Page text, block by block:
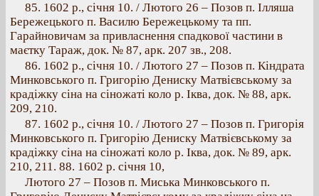
85. 1602 р., січня 10. / Лютого 26 – Позов п. Ілляша
Бережецького п. Василю Бережецькому та пп.
Гарайновичам за привласнення спадкової частини в
маєтку Тараж, док. № 87, арк. 207 зв., 208.
86. 1602 р., січня 10. / Лютого 27 – Позов п. Кіндрата
Минковського п. Григорію Дениску Матвієвському за
крадіжку сіна на сіножаті коло р. Іква, док. № 88, арк.
209, 210.
87. 1602 p., січня 10. / Лютого 27 – Позов п. Григорія
Минковського п. Григорію Дениску Матвієвському за
крадіжку сіна на сіножаті коло р. Іква, док. № 89, арк.
210, 211. 88. 1602 р. січня 10,
Лютого 27 – Позов п. Миська Минковського п.